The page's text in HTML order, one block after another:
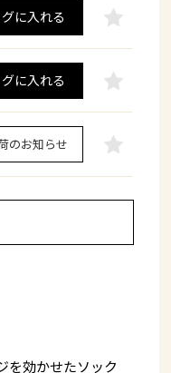
に入れる
に入れる
のお知らせ
を効かせたソック